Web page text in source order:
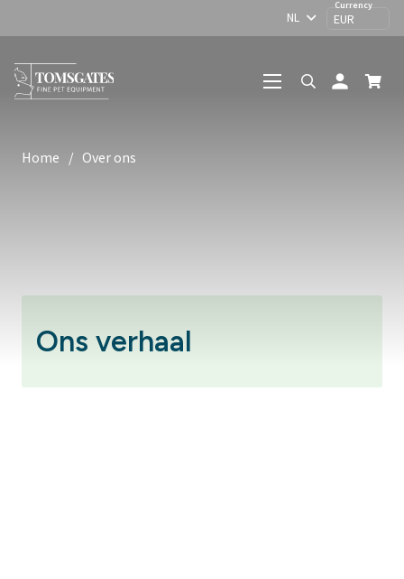
NL EUR
person
Home / Over ons
Ons verhaal